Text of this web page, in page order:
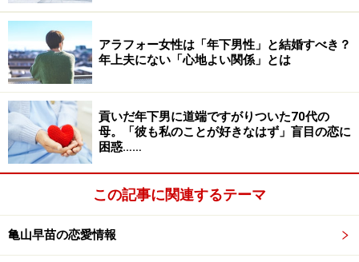
スの墓地に眠っている。
女性が大幅に年上だとうまくいかないとか、女性の方が
高収入だとダメだとか、結婚は愛情だけではやっていけ
ないだとか……。どれも現実的な意見なのかもしれない
が、それでもうまくいくカップルはいるし、ごく“常識的
な”結婚であっても別れるときは別れるものだ。人はドラ
マティックな恋愛に憧れる一方で、それを現実のものと
して生きている人には難点を見つけて嫉妬をおさめよう
23歳年下の彼と事実婚
アラフォー女性は「年下男性」と結婚すべき？
年上夫にない「心地よい関係」とは
貢いだ年下男に道端ですがりついた70代の
母。「彼も私のことが好きなはず」盲目の恋に
困惑……
この記事に関連するテーマ
亀山早苗の恋愛情報